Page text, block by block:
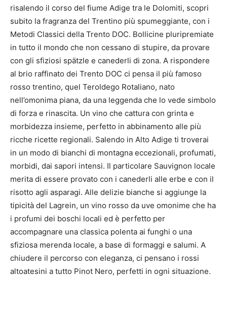
risalendo il corso del fiume Adige tra le Dolomiti, scopri
subito la fragranza del Trentino più spumeggiante, con i
Metodi Classici della Trento DOC. Bollicine pluripremiate
in tutto il mondo che non cessano di stupire, da provare
con gli sfiziosi spätzle e canederli di zona. A rispondere
al brio raffinato dei Trento DOC ci pensa il più famoso
rosso trentino, quel Teroldego Rotaliano, nato
nell’omonima piana, da una leggenda che lo vede simbolo
di forza e rinascita. Un vino che cattura con grinta e
morbidezza insieme, perfetto in abbinamento alle più
ricche ricette regionali. Salendo in Alto Adige ti troverai
in un modo di bianchi di montagna eccezionali, profumati,
morbidi, dai sapori intensi. Il particolare Sauvignon locale
merita di essere provato con i canederli alle erbe e con il
risotto agli asparagi. Alle delizie bianche si aggiunge la
tipicità del Lagrein, un vino rosso da uve omonime che ha
i profumi dei boschi locali ed è perfetto per
accompagnare una classica polenta ai funghi o una
sfiziosa merenda locale, a base di formaggi e salumi. A
chiudere il percorso con eleganza, ci pensano i rossi
altoatesini a tutto Pinot Nero, perfetti in ogni situazione.